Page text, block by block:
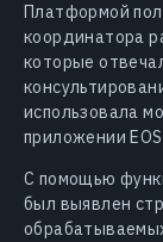
Платформой
координатора
которые
использовала
приложении
С помощью
был выявлен